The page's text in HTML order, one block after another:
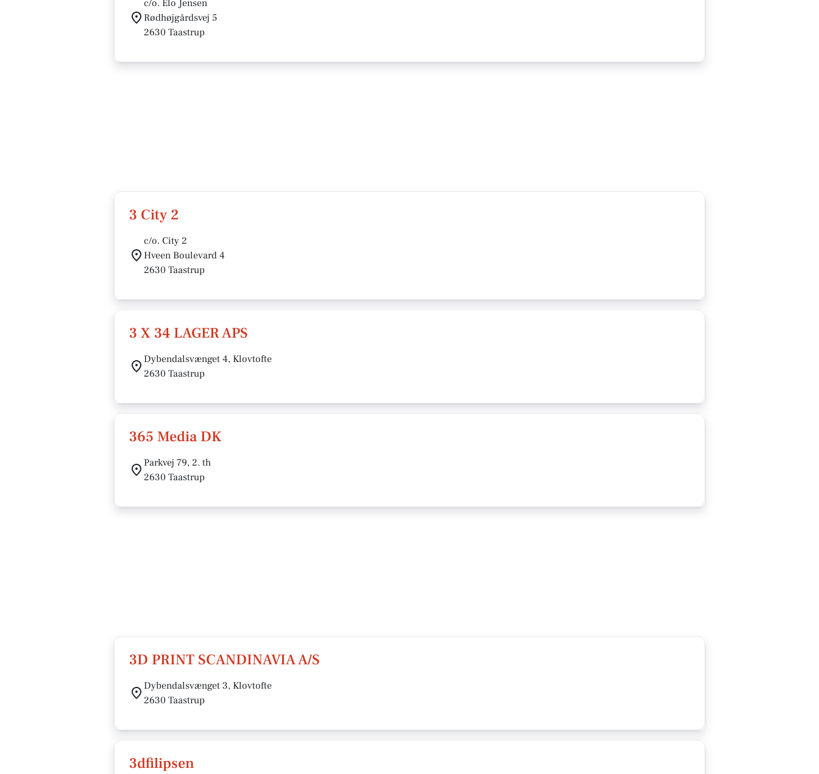
c/o. Elo Jensen
Rødhøjgårdsvej 5
2630 Taastrup
3 City 2
c/o. City 2
Hveen Boulevard 4
2630 Taastrup
3 X 34 LAGER APS
Dybendalsvænget 4, Klovtofte
2630 Taastrup
365 Media DK
Parkvej 79, 2. th
2630 Taastrup
3D PRINT SCANDINAVIA A/S
Dybendalsvænget 3, Klovtofte
2630 Taastrup
3dfilipsen